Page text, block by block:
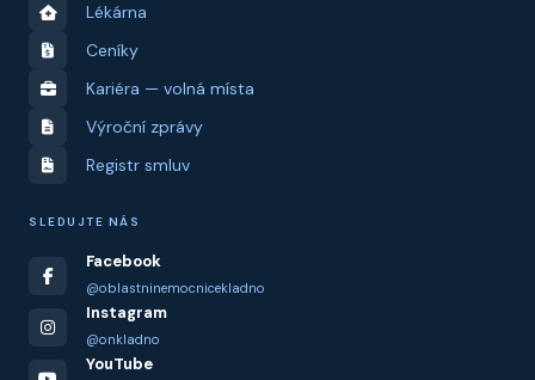
Lékárna
Ceníky
Kariéra — volná místa
Výroční zprávy
Registr smluv
SLEDUJTE NÁS
Facebook
@oblastninemocnicekladno
Instagram
@onkladno
YouTube